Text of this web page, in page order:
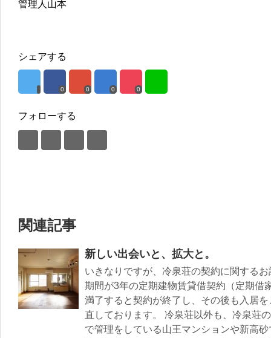
管理人山本
シェアする
0 0 0 0
フォローする
関連記事
新しい出会いと、拡大と。
いきなりですが、冷泉荘の契約に関する
期間が3年の定期建物賃貸借契約（定期借
満了すると契約が終了し、その後も入居
直しております。 冷泉荘以外も、冷泉荘
で管理をしている山王マンションや新高